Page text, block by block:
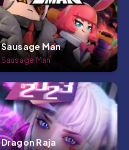
Sausage Man
Sausage Man
Dragon Raja